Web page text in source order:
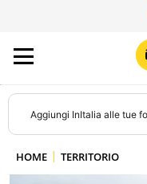
Aggiungi InItalia alle tue
HOME TERRITORIO